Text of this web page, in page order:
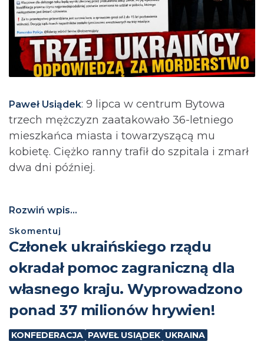
Paweł Usiądek: 9 lipca w centrum Bytowa
trzech mężczyzn zaatakowało 36-letniego
mieszkańca miasta i towarzyszącą mu
kobietę. Ciężko ranny trafił do szpitala i zmarł
dwa dni później.
Rozwiń wpis...
Skomentuj
Członek ukraińskiego rządu
okradał pomoc zagraniczną dla
własnego kraju. Wyprowadzono
ponad 37 milionów hrywien!
KONFEDERACJA PAWEŁ USIĄDEK UKRAINA